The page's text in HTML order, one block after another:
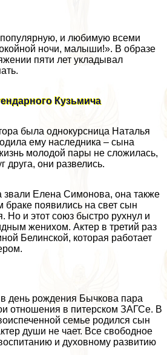
популярную, и любимую всеми
ночи, малыши!». В образе
пяти лет укладывал
Кузьмича
была однокурсница Наталья
ему наследника – сына
молодой пары не сложилась,
друга, они развелись.
звали Елена Симонова, она также
бpaке появились на свет сын
Но и этот союз быстро рухнул и
женихом. Актер в третий раз
Белинской, которая работает
день рождения Бычкова пара
отношения в питерском ЗАГСе. В
семье родился сын
души не чает. Все свободное
и духовному развитию